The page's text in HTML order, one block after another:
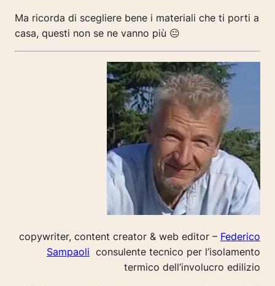
Ma ricorda di scegliere bene i materiali che ti porti a
casa, questi non se ne vanno più 😐
copywriter, content creator & web editor – Federico
Sampaoli consulente tecnico per l’isolamento
termico dell’involucro edilizio